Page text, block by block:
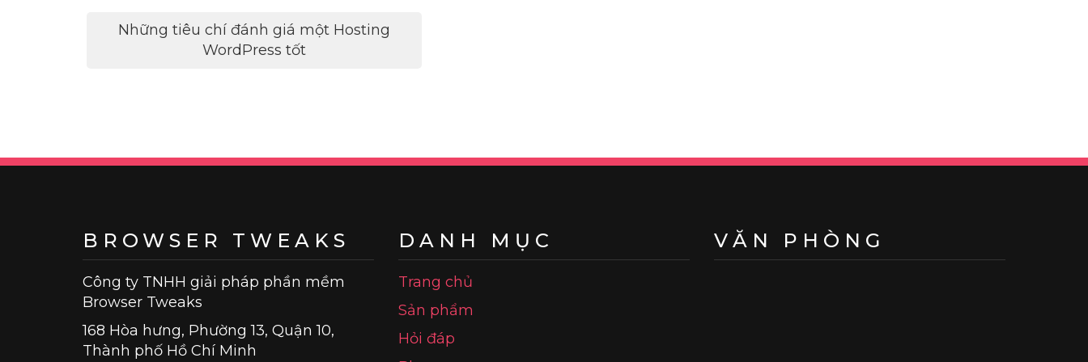
Điều
Những tiêu chí đánh giá một Hosting
WordPress tốt
BROWSER TWEAKS
Công ty TNHH giải pháp phần mềm
Browser Tweaks
168 Hòa hưng, Phường 13, Quận 10,
Thành phố Hồ Chí Minh
DANH MỤC
Trang chủ
Sản phẩm
Hỏi đáp
VĂN PHÒNG